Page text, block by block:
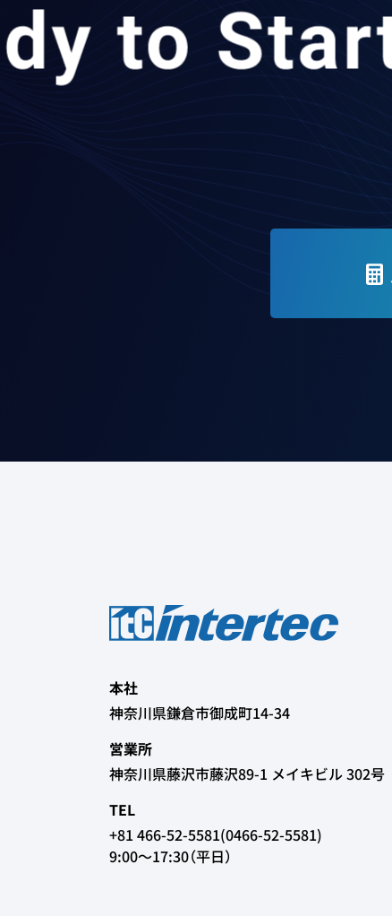
本社
神奈川県鎌倉市御成町14-34
営業所
神奈川県藤沢市藤沢89-1 メイキビル 302号
TEL
+81 466-52-5581(0466-52-5581)
9:00～17:30（平日）